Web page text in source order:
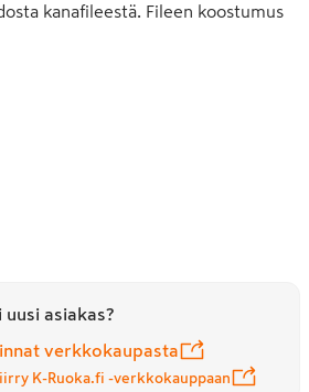
kanafileestä. Fileen koostumus
kanafile ei sisällä viljaa, sokeria
proteiinipitoinen herkku on
rintafileistä, valmistettu koiran
ja siksi se sopii täydellisesti
koulutuksessa ja
saisi päättää, hän valitsisi kanaa!
asiakas?
verkkokaupasta
K-Ruoka.fi -verkkokauppaan